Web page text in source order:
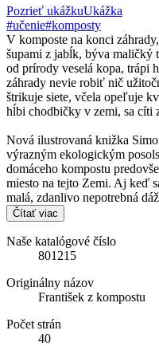
Pozrieť ukážkuUkážka
#učenie#komposty
V komposte na konci
šupami z jabĺk, býva maličký
od prírody veselá kopa, trápi
záhrady nevie robiť nič
štrikuje siete, včela opeľuje
hĺbi chodbičky v zemi, sa cíti
Nová ilustrovaná knižka
výrazným ekologickým
domáceho kompostu
miesto na tejto Zemi. Aj keď
malá, zdanlivo nepotrebná
Čítať viac
Naše katalógové číslo
801215
Originálny názov
František z kompostu
Počet strán
40